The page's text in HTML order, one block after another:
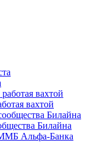
вахтой
Билайна